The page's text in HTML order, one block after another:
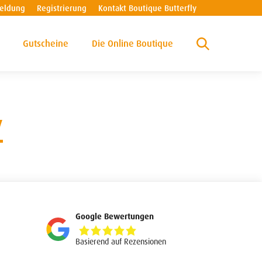
Registrierung Kontakt Boutique Butterfly
Gutscheine Die Online Boutique
Google Bewertungen
5,0
rating
Basierend auf Rezensionen